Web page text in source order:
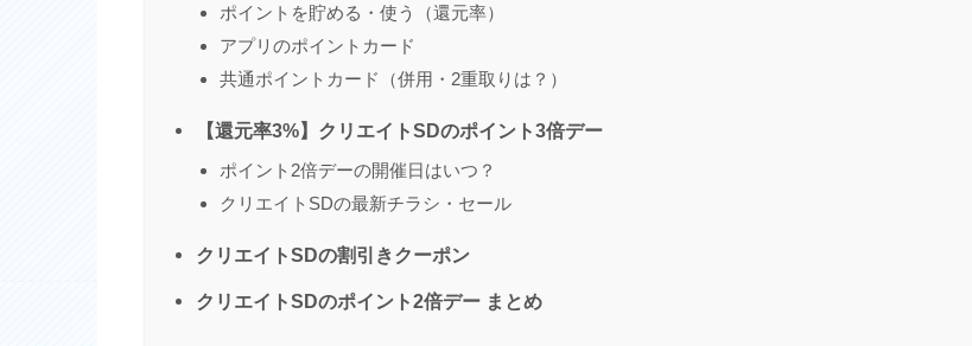
ポイントを貯める・使う（還元率）
アプリのポイントカード
共通ポイントカード（併用・2重取りは？）
【還元率3%】クリエイトSDのポイント3倍デー
ポイント2倍デーの開催日はいつ？
クリエイトSDの最新チラシ・セール
クリエイトSDの割引きクーポン
クリエイトSDのポイント2倍デー まとめ